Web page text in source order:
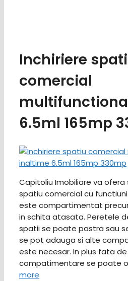
Inchiriere
comercial
6.5ml 165mp
Capitoliu Imobiliare va ofera
spatiu comercial cu
este compartimentat
in schita atasata. Peretele
spatii se poate pastra sau
se pot adauga si alte
este necesar. In plus fata
compatimentare se poate
more